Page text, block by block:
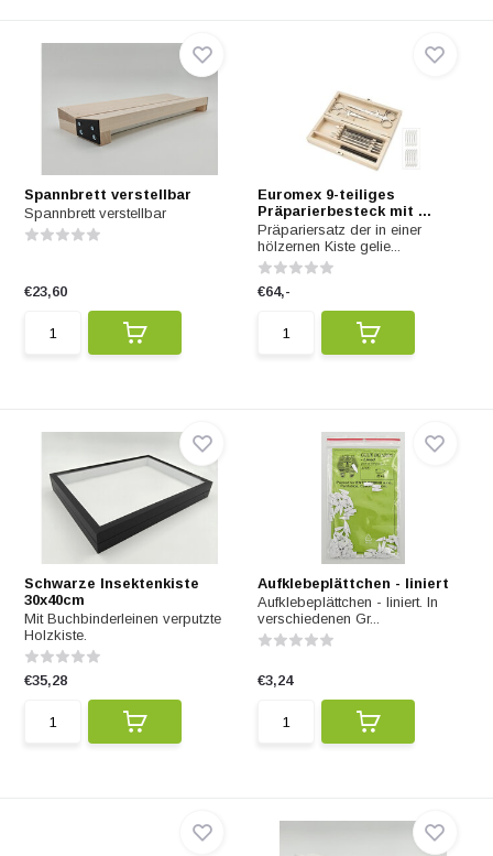
Spannbrett verstellbar
Spannbrett verstellbar
€23,60
Euromex 9-teiliges
Präparierbesteck mit ...
Präpariersatz der in einer
hölzernen Kiste gelie...
€64,-
Schwarze Insektenkiste
30x40cm
Mit Buchbinderleinen verputzte
Holzkiste.
€35,28
Aufklebeplättchen - liniert
Aufklebeplättchen - liniert. In
verschiedenen Gr...
€3,24